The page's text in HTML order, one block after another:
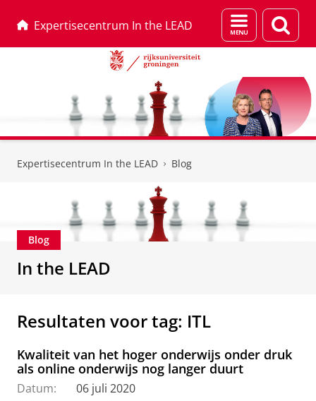
Expertisecentrum In the LEAD
Menu
en
Expertisecentrum In the LEAD Blog
Blog
In the LEAD
Resultaten voor tag: ITL
Kwaliteit van het hoger onderwijs onder druk
als online onderwijs nog langer duurt
Datum:
06 juli 2020